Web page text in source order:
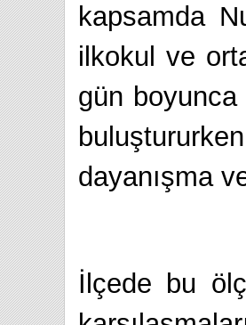
kapsamda
ilkokul ve
gün
dayanışma
İlçede bu